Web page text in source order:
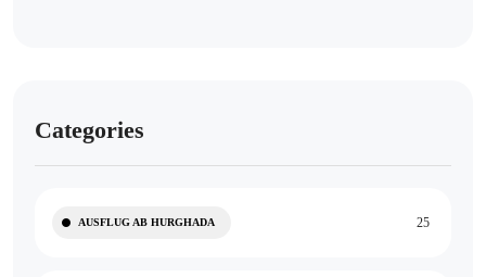
Categories
AUSFLUG AB HURGHADA 25